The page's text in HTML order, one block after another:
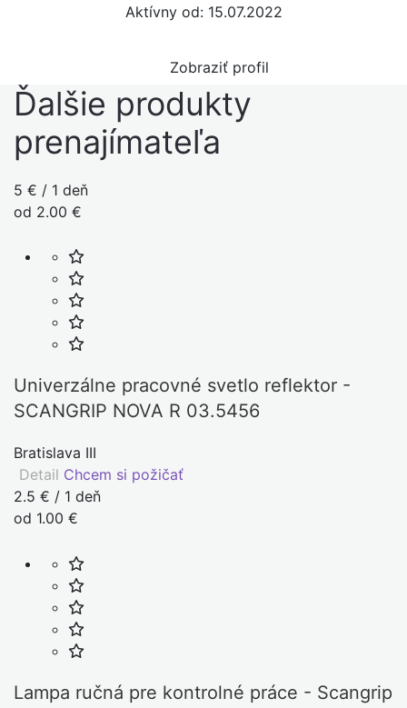
Aktívny od: 15.07.2022
Zobraziť profil
Ďalšie produkty
prenajímateľa
5 € / 1 deň
od 2.00 €
Univerzálne pracovné svetlo reflektor -
SCANGRIP NOVA R 03.5456
Bratislava III
Detail Chcem si požičať
2.5 € / 1 deň
od 1.00 €
Lampa ručná pre kontrolné práce - Scangrip